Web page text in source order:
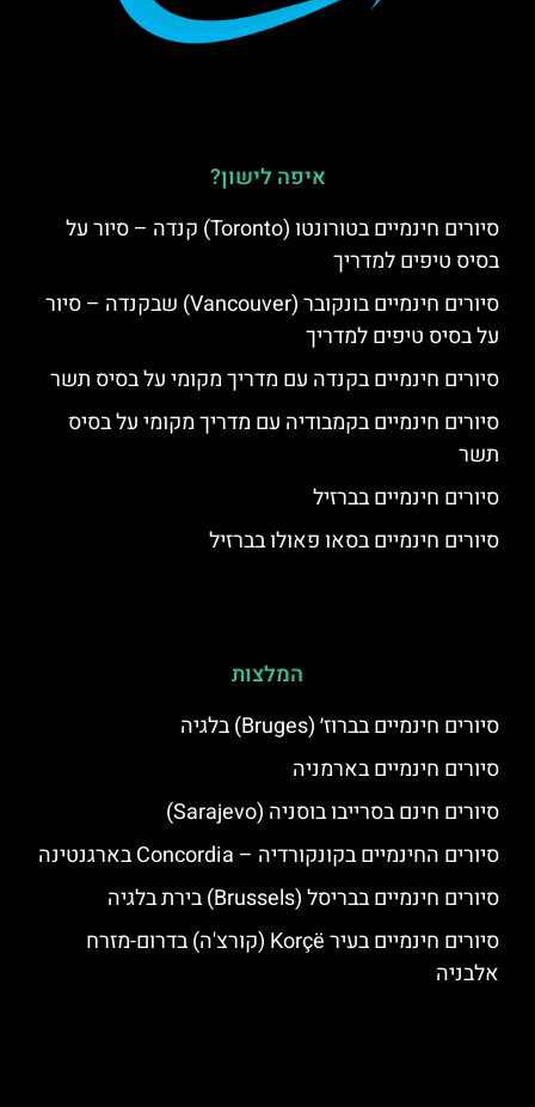
איפה לישון?
סיורים חינמיים בטורונטו (Toronto) קנדה – סיור על
בסיס טיפים למדריך
סיורים חינמיים בונקובר (Vancouver) שבקנדה – סיור
על בסיס טיפים למדריך
סיורים חינמיים בקנדה עם מדריך מקומי על בסיס תשר
סיורים חינמיים בקמבודיה עם מדריך מקומי על בסיס
תשר
סיורים חינמיים בברזיל
סיורים חינמיים בסאו פאולו בברזיל
המלצות
סיורים חינמיים בברוז׳ (Bruges) בלגיה
סיורים חינמיים בארמניה
סיורים חינם בסרייבו בוסניה (Sarajevo)
סיורים החינמיים בקונקורדיה – Concordia בארגנטינה
סיורים חינמיים בבריסל (Brussels) בירת בלגיה
סיורים חינמיים בעיר Korçë (קורצ'ה) בדרום-מזרח
אלבניה